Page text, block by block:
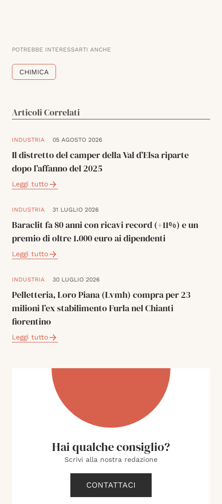
POTREBBE INTERESSARTI ANCHE
CHIMICA
Articoli Correlati
INDUSTRIA 05 AGOSTO 2026
Il distretto del camper della Val d’Elsa riparte
dopo l’affanno del 2025
Leggi tutto
INDUSTRIA 31 LUGLIO 2026
Baraclit fa 80 anni con ricavi record (+11%) e un
premio di oltre 1.000 euro ai dipendenti
Leggi tutto
INDUSTRIA 30 LUGLIO 2026
Pelletteria, Loro Piana (Lvmh) compra per 23
milioni l’ex stabilimento Furla nel Chianti
fiorentino
Leggi tutto
Hai qualche consiglio?
Scrivi alla nostra redazione
CONTATTACI